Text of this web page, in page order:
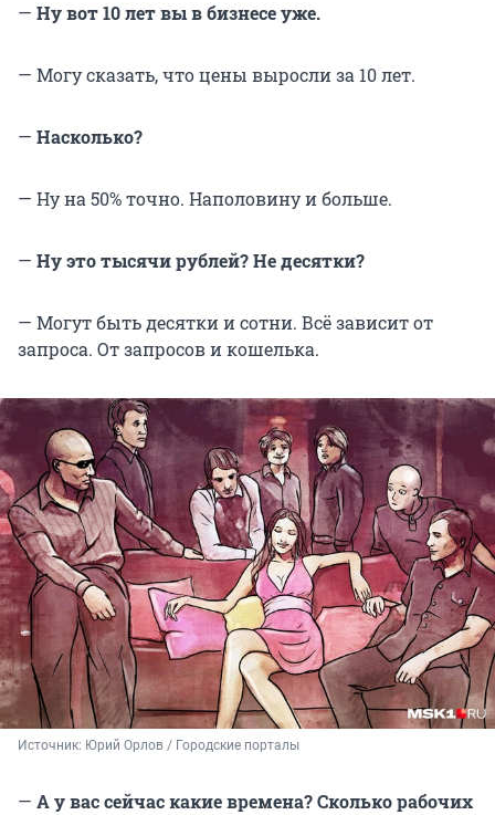
— Ну вот 10 лет вы в бизнесе уже.
— Могу сказать, что цены выросли за 10 лет.
— Насколько?
— Ну на 50% точно. Наполовину и больше.
— Ну это тысячи рублей? Не десятки?
— Могут быть десятки и сотни. Всё зависит от
запроса. От запросов и кошелька.
Источник: Юрий Орлов / Городские порталы
— А у вас сейчас какие времена? Сколько рабочих